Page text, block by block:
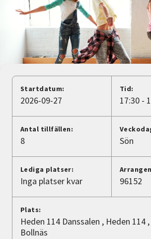
Starta studiecirkel
Cirkelledare
Nyheter
Avdelningar
Lyssna
Startdatum:
2026-09-27
Tid:
17:30 -
Antal tillfällen:
8 Sön
Lediga platser:
Inga platser kvar 96152
Plats:
Heden 114 Danssalen , Heden 114
Bollnäs